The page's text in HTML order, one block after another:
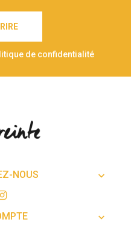
de confidentialité
NOUS 
